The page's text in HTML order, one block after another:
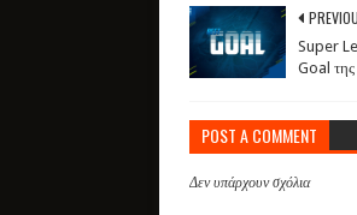
Super
Goal της
POST A COMMENT
Δεν υπάρχουν σχόλια